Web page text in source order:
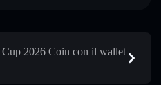
2026 Coin con il wallet